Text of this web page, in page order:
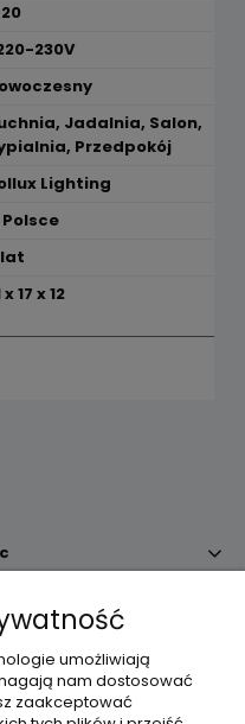
230V
Jadalnia, Salon,
Przedpokój
Lighting
Polsce
x 17 x 12
umożliwiają
nam dostosować
zaakceptować